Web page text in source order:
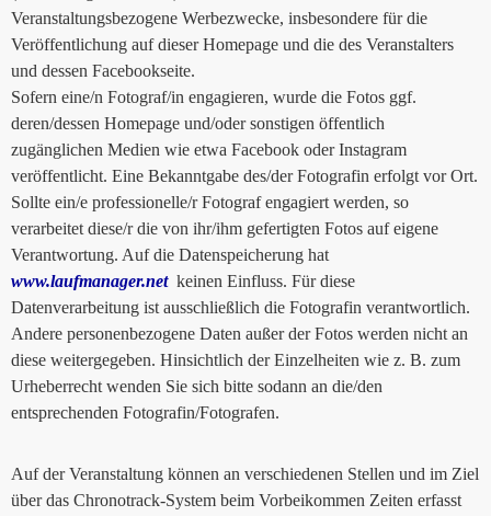
Veranstaltungsbezogene Werbezwecke, insbesondere für die
Veröffentlichung auf dieser Homepage und die des Veranstalters
und dessen Facebookseite.
Sofern eine/n Fotograf/in engagieren, wurde die Fotos ggf.
deren/dessen Homepage und/oder sonstigen öffentlich
zugänglichen Medien wie etwa Facebook oder Instagram
veröffentlicht. Eine Bekanntgabe des/der Fotografin erfolgt vor Ort.
Sollte ein/e professionelle/r Fotograf engagiert werden, so
verarbeitet diese/r die von ihr/ihm gefertigten Fotos auf eigene
Verantwortung. Auf die Datenspeicherung hat
www.laufmanager.netkeinen Einfluss. Für diese
Datenverarbeitung ist ausschließlich die Fotografin verantwortlich.
Andere personenbezogene Daten außer der Fotos werden nicht an
diese weitergegeben. Hinsichtlich der Einzelheiten wie z. B. zum
Urheberrecht wenden Sie sich bitte sodann an die/den
entsprechenden Fotografin/Fotografen.
Auf der Veranstaltung können an verschiedenen Stellen und im Ziel
über das Chronotrack-System beim Vorbeikommen Zeiten erfasst